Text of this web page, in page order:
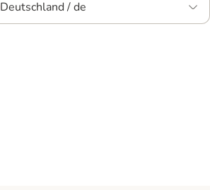
Deutschland / de